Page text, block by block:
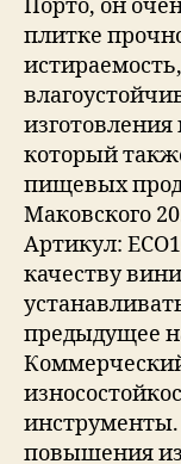
Порто, он
плитке
изготовления
который
пищевых
Маковского
Артикул:
качеству
предыдущее
инструменты.
повышения